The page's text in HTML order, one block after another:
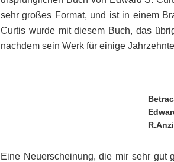
sehr großes Format, und ist in einem
Curtis wurde mit diesem Buch, das
nachdem sein Werk für einige
Eine Neuerscheinung, die mir sehr gut